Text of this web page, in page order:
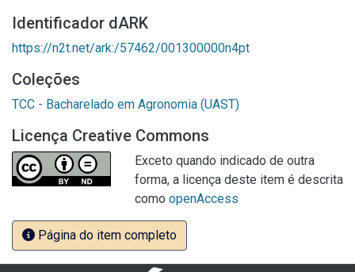
Identificador dARK
https://n2t.net/ark:/57462/001300000n4pt
Coleções
TCC - Bacharelado em Agronomia (UAST)
Licença Creative Commons
Exceto quando indicado de outra
forma, a licença deste item é descrita
como openAccess
Página do item completo